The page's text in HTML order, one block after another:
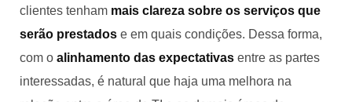
clientes tenham mais clareza sobre os serviços que
serão prestados e em quais condições. Dessa forma,
com o alinhamento das expectativas entre as partes
interessadas, é natural que haja uma melhora na